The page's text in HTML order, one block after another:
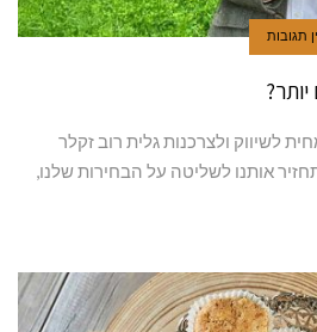
תגובות
לשיווק ולצרכנות גלית רוב זקלר
אותנו לשליטה על הבחירות שלנו,